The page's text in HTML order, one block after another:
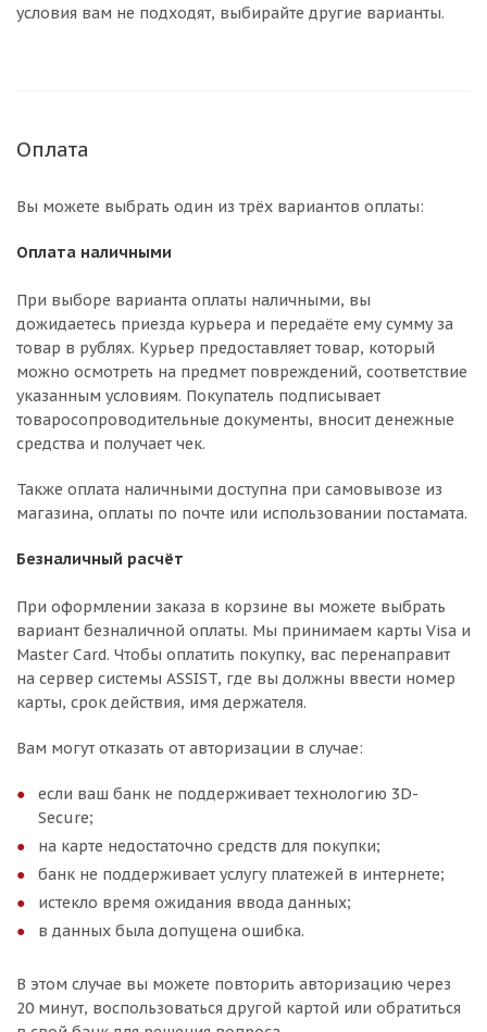
условия вам не подходят, выбирайте другие варианты.
Оплата
Вы можете выбрать один из трёх вариантов оплаты:
Оплата наличными
При выборе варианта оплаты наличными, вы
дожидаетесь приезда курьера и передаёте ему сумму за
товар в рублях. Курьер предоставляет товар, который
можно осмотреть на предмет повреждений, соответствие
указанным условиям. Покупатель подписывает
товаросопроводительные документы, вносит денежные
средства и получает чек.
Также оплата наличными доступна при самовывозе из
магазина, оплаты по почте или использовании постамата.
Безналичный расчёт
При оформлении заказа в корзине вы можете выбрать
вариант безналичной оплаты. Мы принимаем карты Visa и
Master Card. Чтобы оплатить покупку, вас перенаправит
на сервер системы ASSIST, где вы должны ввести номер
карты, срок действия, имя держателя.
Вам могут отказать от авторизации в случае:
если ваш банк не поддерживает технологию 3D-
Secure;
на карте недостаточно средств для покупки;
банк не поддерживает услугу платежей в интернете;
истекло время ожидания ввода данных;
в данных была допущена ошибка.
В этом случае вы можете повторить авторизацию через
20 минут, воспользоваться другой картой или обратиться